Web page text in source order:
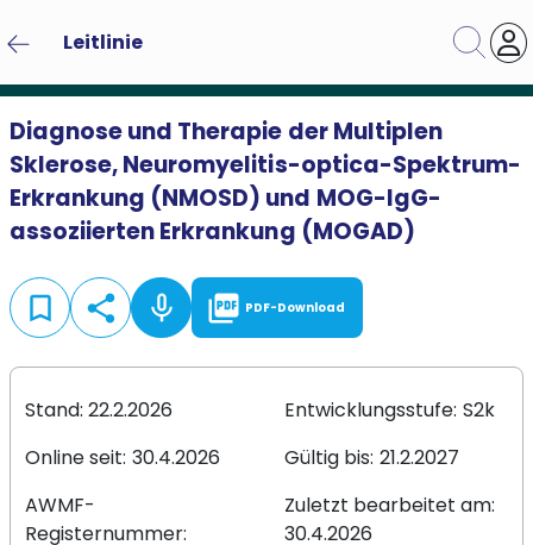
Themengebiet
Leitlinie
Diagnose und Therapie der Multiplen
Sklerose, Neuromyelitis-optica-Spektrum-
Erkrankung (NMOSD) und MOG-IgG-
assoziierten Erkrankung (MOGAD)
bookmark_border share mic_none picture_as_pdf PDF-Download
Stand:22.2.2026
Online seit: 30.4.2026
AWMF-
Registernummer:
Entwicklungsstufe: S2k
Gültig bis: 21.2.2027
Zuletzt bearbeitet am:
30.4.2026